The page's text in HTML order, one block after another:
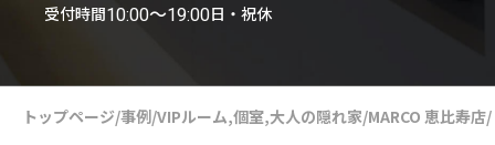
受付時間10:00〜19:00日・祝休
トップページ/事例/VIPルーム,個室,大人の隠れ家/MARCO 恵比寿店/